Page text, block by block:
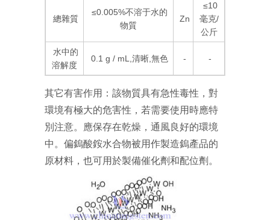
總雜質
≤0.005%不溶于水的
物質
Zn
≤10
毫克/
公斤
水中的
溶解度
0.1 g / mL,清晰,無色 - -
其它有害作用：該物質具有急性毒性，對
環境有極大的危害性，若需要使用時應特
別注意。應保存在乾燥，通風良好的環境
中。偏鎢酸銨水合物被用作製造鎢產品的
原材料，也可用於製備催化劑和配位劑。